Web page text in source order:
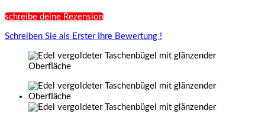
schreibe deine Rezension
Schreiben Sie als Erster Ihre Bewertung !